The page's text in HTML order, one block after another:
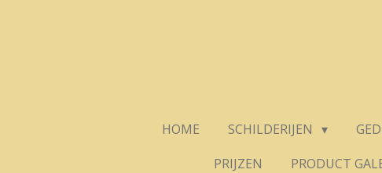
HOME SCHILDERIJEN
PRIJZEN
PRODUCT